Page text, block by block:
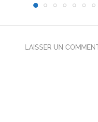
LAISSER UN